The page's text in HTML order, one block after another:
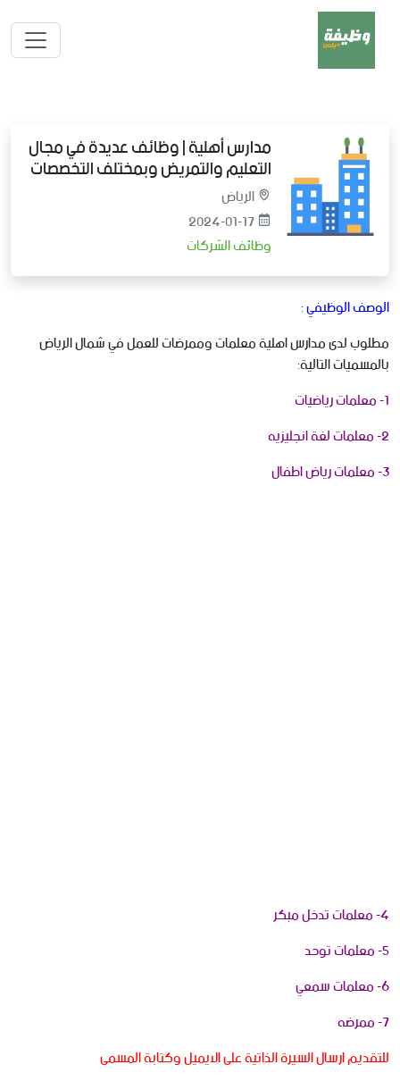
مدارس أهلية | وظائف عديدة في مجال
التعليم والتمريض وبمختلف التخصصات
الرياض
2024-01-17
وظائف الشركات
الوصف الوظيفي :
‏مطلوب لدى مدارس اهلية معلمات وممرضات للعمل في شمال الرياض
بالمسميات التالية:
‏للتقديم ارسال السيرة الذاتية على الايميل وكتابة المسمى